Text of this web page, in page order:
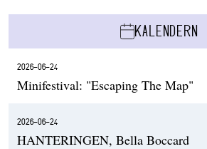
KALENDERN
2026-06-24
Minifestival: "Escaping The Map"
2026-06-24
HANTERINGEN, Bella Boccard